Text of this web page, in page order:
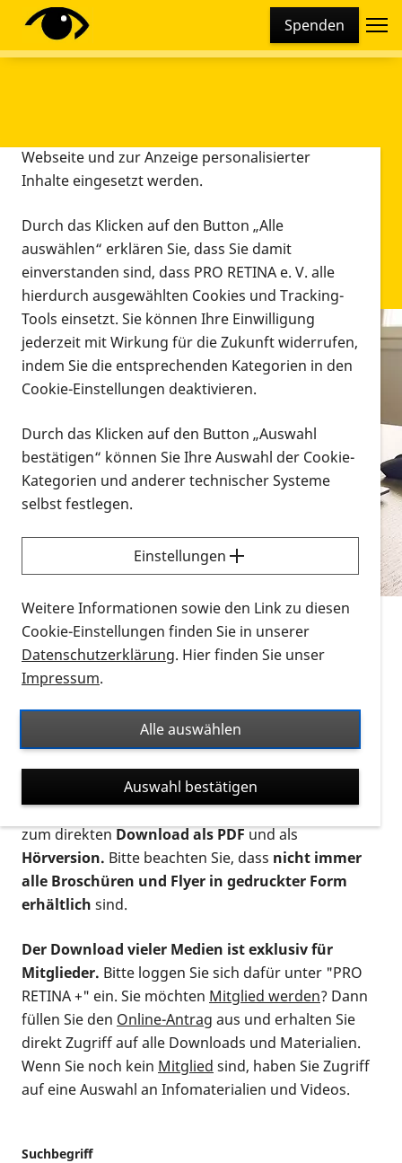
Spenden
Infomaterial
Infomaterial
Vorlesen
Alle Infomaterialien in verschiedenen
Formaten an einem Ort
Sie möchten wissen, wie Sie nach Infonmaterial
suchen und dieses bestellen bzw. herunterladen
können? Schauen Sie sich dieErklärvideos zum
Thema Infomaterial auf der PRO RETINA-Website
für blinde und sehbehinderte Menschen an.
Auf dieser Seite finden Sie sämtliches Infomaterial
Ort. Nutzen Sie den Formatfilter, um ausschließlich
nach Flyern und Broschüren, Audios oder Videos zu
suchen. Die meisten Flyer und Broschüren werden in
verschiedenen Formaten angeboten: zur
postalischen Bestellung als gedruckte Variante
zum direktenDownload als PDFund als
Hörversion. Bitte beachten Sie, dass nicht immer
alle Broschüren und Flyer in gedruckter Form
erhältlich sind.
Der Download vieler Medien ist exklusiv für
Mitglieder. Bitte loggen Sie sich dafür unter "PRO
RETINA +" ein. Sie möchten Mitglied werden? Dann
füllen Sie den Online-Antrag aus und erhalten Sie
direkt Zugriff auf alle Downloads und Materialien.
Wenn Sie noch kein Mitglied sind, haben Sie Zugriff
auf eine Auswahl an Infomaterialien und Videos.
Suchbegriff
Diese Webseite setzt verschiedene Cookies und
Tracking-Tools ein. Dies beinhaltet Cookies und
Webseite und zur Anzeige personalisierter
Inhalte eingesetzt werden.
Durch das Klicken auf den Button „Alle
auswählen“ erklären Sie, dass Sie damit
einverstanden sind, dass PRO RETINA e. V. alle
hierdurch ausgewählten Cookies und Tracking-
Tools einsetzt. Sie können Ihre Einwilligung
jederzeit mit Wirkung für die Zukunft widerrufen,
indem Sie die entsprechenden Kategorien in den
Cookie-Einstellungen deaktivieren.
Durch das Klicken auf den Button „Auswahl
bestätigen“ können Sie Ihre Auswahl der Cookie-
Kategorien und anderer technischer Systeme
selbst festlegen.
Einstellungen
Weitere Informationen sowie den Link zu diesen
Cookie-Einstellungen finden Sie in unserer
Datenschutzerklärung. Hier finden Sie unser
Impressum.
Alle auswählen
Auswahl bestätigen